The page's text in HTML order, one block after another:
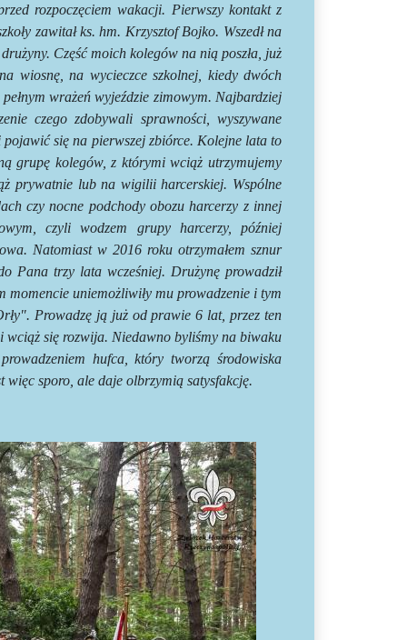
rozpoczęciem wakacji. Pierwszy kontakt z
zawitał ks. hm. Krzysztof Bojko. Wszedł na
Część moich kolegów na nią poszła, już
wiosnę, na wycieczce szkolnej, kiedy dwóch
wrażeń wyjeździe zimowym. Najbardziej
czego zdobywali sprawności, wyszywane
się na pierwszej zbiórce. Kolejne lata to
grupę kolegów, z którymi wciąż utrzymujemy
prywatnie lub na wigilii harcerskiej. Wspólne
czy nocne podchody obozu harcerzy z innej
czyli wodzem grupy harcerzy, później
Natomiast w 2016 roku otrzymałem sznur
Pana trzy lata wcześniej. Drużynę prowadził
momencie uniemożliwiły mu prowadzenie i tym
Prowadzę ją już od prawie 6 lat, przez ten
wciąż się rozwija. Niedawno byliśmy na biwaku
hufca, który tworzą środowiska
więc sporo, ale daje olbrzymią satysfakcję.